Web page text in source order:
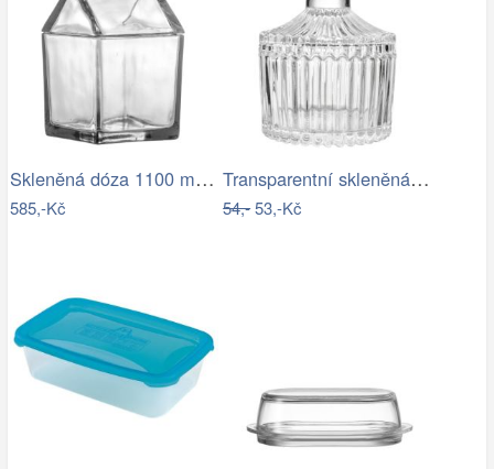
Skleněná dóza 1100 ml ELIUS…
585,-Kč
Transparentní skleněná dóza s vroubky a…
54,-53,-Kč